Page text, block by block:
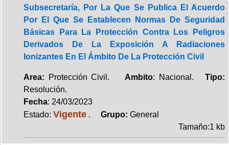
Subsecretaría, Por La Que Se Publica El Acuerdo
Por El Que Se Establecen Normas De Seguridad
Básicas Para La Protección Contra Los Peligros
Derivados De La Exposición A Radiaciones
Ionizantes En El Ámbito De La Protección Civil
Area: Protección Civil. Ambito: Nacional. Tipo:
Resolución.
Fecha: 24/03/2023
Estado: Vigente . Grupo: General
Tamaño:1 kb